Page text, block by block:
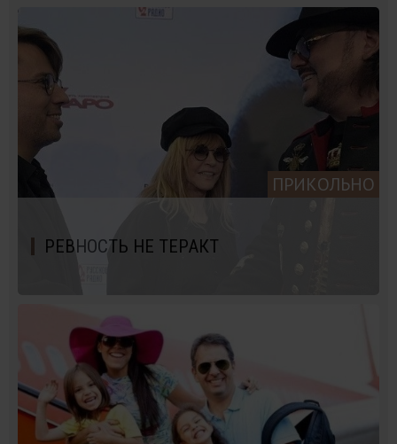
ПРИКОЛЬНО
РЕВНОСТЬ НЕ ТЕРАКТ